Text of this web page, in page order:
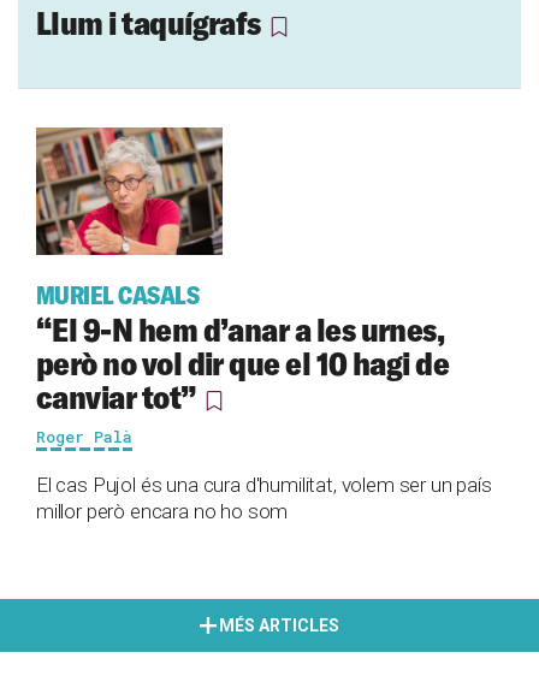
Llum i taquígrafs
MURIEL CASALS
“El 9-N hem d’anar a les urnes,
però no vol dir que el 10 hagi de
canviar tot”
Roger Palà
El cas Pujol és una cura d'humilitat, volem ser un país
millor però encara no ho som
MÉS ARTICLES